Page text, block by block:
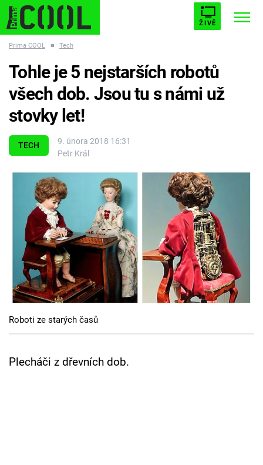
ŽIVĚ
ESCAPE PLNEJ KOTEL AVENGERS 5
Témata
Filmy
Seriály
Hry
Cool Esport
Pořady
TV Program
Sledujte prima+
Prima COOL ■ Tech
TECH
9. února 2018 16:31
Petr Král
Tohle je 5 nejstarších robotů
všech dob. Jsou tu s námi už
stovky let!
Roboti ze starých časů
Plecháči z dřevních dob.